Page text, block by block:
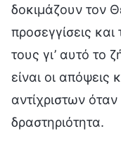
δοκιμάζουν τον
προσεγγίσεις
τους γι’ αυτό το
είναι οι απόψεις
αντίχριστων όταν
δραστηριότητα.